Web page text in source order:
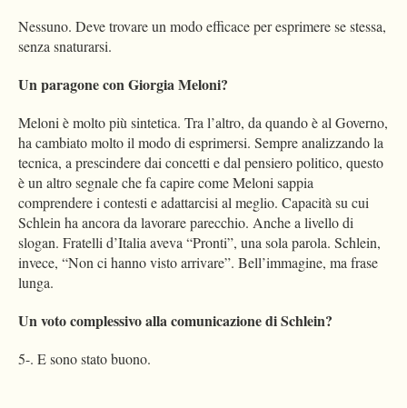
Nessuno. Deve trovare un modo efficace per esprimere se stessa,
senza snaturarsi.
Un paragone con Giorgia Meloni?
Meloni è molto più sintetica. Tra l’altro, da quando è al Governo,
ha cambiato molto il modo di esprimersi. Sempre analizzando la
tecnica, a prescindere dai concetti e dal pensiero politico, questo
è un altro segnale che fa capire come Meloni sappia
comprendere i contesti e adattarcisi al meglio. Capacità su cui
Schlein ha ancora da lavorare parecchio. Anche a livello di
slogan. Fratelli d’Italia aveva “Pronti”, una sola parola. Schlein,
invece, “Non ci hanno visto arrivare”. Bell’immagine, ma frase
lunga.
Un voto complessivo alla comunicazione di Schlein?
5-. E sono stato buono.